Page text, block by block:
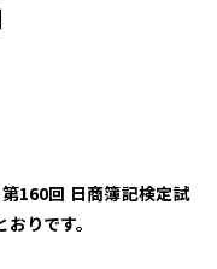
160回 日商簿記検定試
りです。